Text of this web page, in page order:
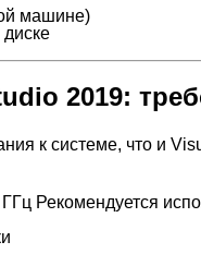
машине)
2019:
к системе, что и
Рекомендуется